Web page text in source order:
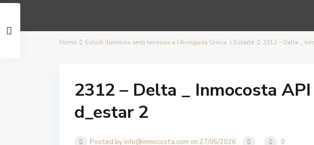
Home Estudi lluminós amb terrassa a l’Avinguda Grècia, L’Estartit 2312 – Delta _
2312 – Delta _ Inmocosta
d_estar 2
Posted by info@inmocosta.com on 27/05/2026 0